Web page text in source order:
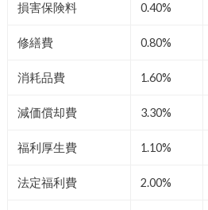
損害保険料 0.40%
修繕費 0.80%
消耗品費 1.60%
減価償却費 3.30%
福利厚生費 1.10%
法定福利費 2.00%